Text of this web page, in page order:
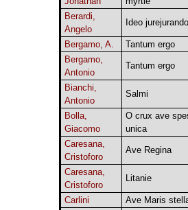
Berardi,
Angelo
Ideo jurejurando
Bergamo, A.
Tantum ergo
Bergamo,
Antonio
Tantum ergo
Bianchi,
Antonio
Salmi
Bolla,
Giacomo
O crux ave
unica
Caresana,
Cristoforo
Ave Regina
Caresana,
Cristoforo
Litanie
Carlini
Ave Maris